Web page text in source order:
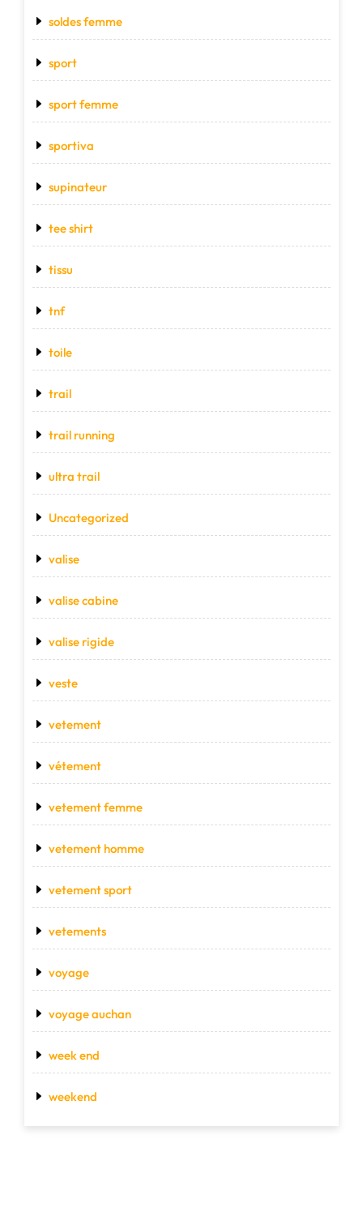
soldes femme
sport
sport femme
sportiva
supinateur
tee shirt
tissu
tnf
toile
trail
trail running
ultra trail
Uncategorized
valise
valise cabine
valise rigide
veste
vetement
vétement
vetement femme
vetement homme
vetement sport
vetements
voyage
voyage auchan
week end
weekend